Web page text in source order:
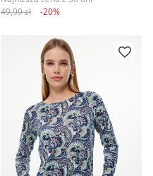
49,99 zł
-20%